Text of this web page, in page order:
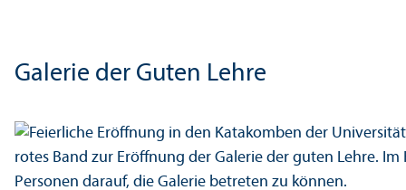
Galerie der Guten Lehre